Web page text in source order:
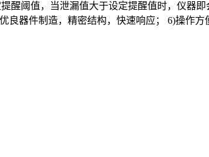
醒阈值，当泄漏值大于设定提醒值时，仪器
良器件制造，精密结构，快速响应； 6)操作方